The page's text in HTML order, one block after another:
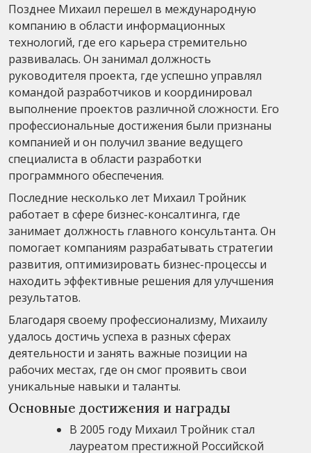
Позднее Михаил перешел в международную
компанию в области информационных
технологий, где его карьера стремительно
развивалась. Он занимал должность
руководителя проекта, где успешно управлял
командой разработчиков и координировал
выполнение проектов различной сложности. Его
профессиональные достижения были признаны
компанией и он получил звание ведущего
специалиста в области разработки
программного обеспечения.
Последние несколько лет Михаил Тройник
работает в сфере бизнес-консалтинга, где
занимает должность главного консультанта. Он
помогает компаниям разрабатывать стратегии
развития, оптимизировать бизнес-процессы и
находить эффективные решения для улучшения
результатов.
Благодаря своему профессионализму, Михаилу
удалось достичь успеха в разных сферах
деятельности и занять важные позиции на
рабочих местах, где он смог проявить свои
уникальные навыки и таланты.
Основные достижения и награды
В 2005 году Михаил Тройник стал
лауреатом престижной Российской